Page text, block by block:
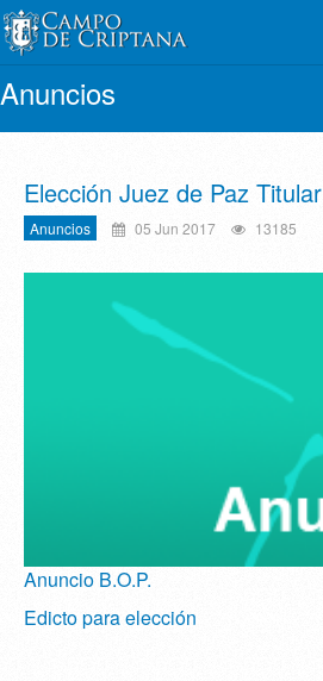
Anuncios
Elección Juez de Paz Titular
Anuncios 05 Jun 2017 13185
Anuncio B.O.P.
Edicto para elección